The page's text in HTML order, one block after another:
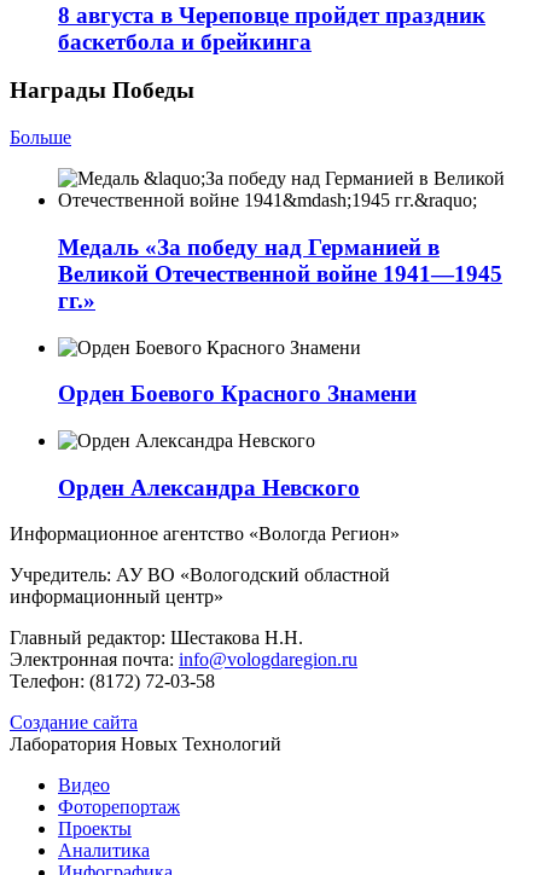
8 августа в Череповце пройдет праздник
баскетбола и брейкинга
Награды Победы
Больше
Медаль «За победу над Германией в
Великой Отечественной войне 1941—1945
гг.»
Орден Боевого Красного Знамени
Орден Александра Невского
Информационное агентство «Вологда Регион»
Учредитель: АУ ВО «Вологодский областной
информационный центр»
Главный редактор: Шестакова Н.Н.
Электронная почта: info@vologdaregion.ru
Телефон: (8172) 72-03-58
Создание сайта
Лаборатория Новых Технологий
Видео
Фоторепортаж
Проекты
Аналитика